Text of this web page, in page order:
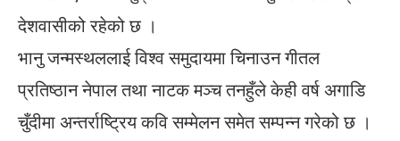
देशवासीको रहेको छ ।
भानु जन्मस्थललाई विश्व समुदायमा चिनाउन गीतल
प्रतिष्ठान नेपाल तथा नाटक मञ्च तनहुँले केही वर्ष अगाडि
चुँदीमा अन्तर्राष्ट्रिय कवि सम्मेलन समेत सम्पन्न गरेको छ ।